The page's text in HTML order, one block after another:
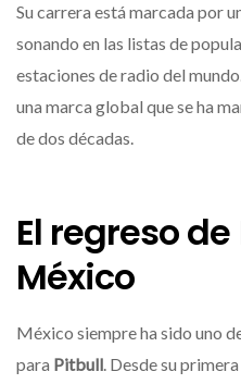
Su carrera está marcada por
sonando en las listas de
estaciones de radio del
una marca global que se ha
de dos décadas.
El regreso
México
México siempre ha sido uno
para Pitbull. Desde su